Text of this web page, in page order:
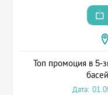
Топ промоция в 5-
Дата: